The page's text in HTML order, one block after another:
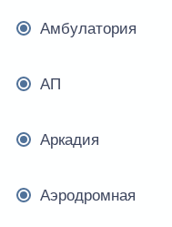
Амбулатория
АП
Аркадия
Аэродромная